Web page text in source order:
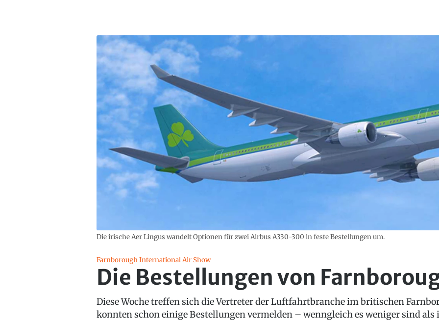
Die irische Aer Lingus wandelt Optionen für zwei Airbus A330-300 in feste Bestellungen um.
Farnborough International Air Show
Die Bestellungen von
Diese Woche treffen sich die Vertreter der Luftfahrtbranche im britischen
konnten schon einige Bestellungen vermelden – wenngleich es weniger sind als